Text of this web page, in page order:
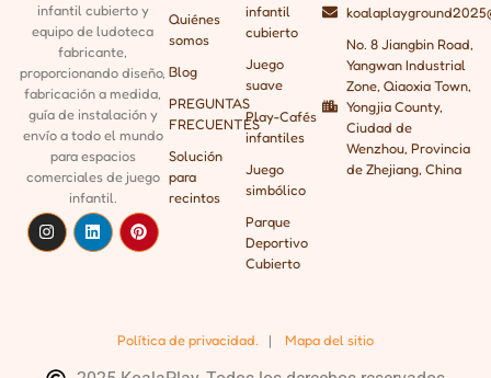
infantil cubierto y
equipo de ludoteca
fabricante,
proporcionandodiseño,
fabricación a medida,
guía de instalación y
envío a todo el mundo
para espacios
comerciales de juego
infantil.
Quiénes
somos
Blog
PREGUNTAS
FRECUENTES
Solución
para
recintos
infantil
cubierto
Juego
suave
Play-Cafés
infantiles
Juego
simbólico
Parque
Deportivo
Cubierto
No. 8 Jiangbin Road,
Yangwan Industrial
Zone, Qiaoxia Town,
Yongjia County,
Ciudad de
Wenzhou, Provincia
de Zhejiang, China
Política de privacidad. | Mapa del sitio